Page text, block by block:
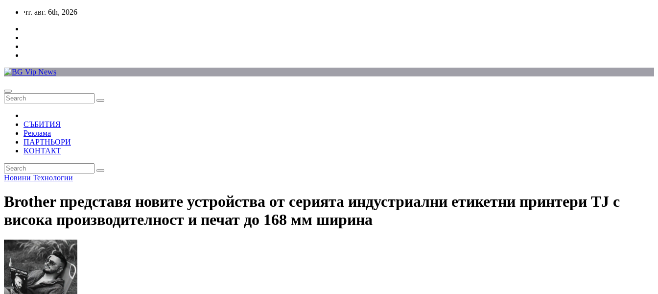
Skip
content
чт. авг. 6th, 2026
СЪБИТИЯ
Реклама
ПАРТНЬОРИ
КОНТАКТ
Новини Технологии
Brother представя новите устройства от серията индустриални етикетни принтери TJ с
висока производителност и печат до 168 мм ширина